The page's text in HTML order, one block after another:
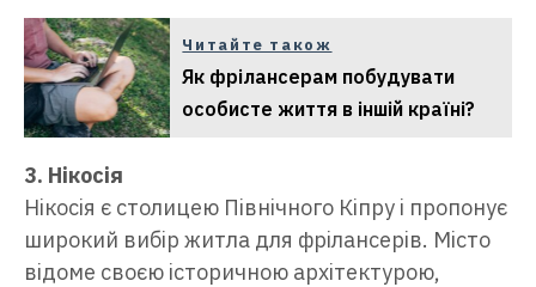
Читайте також
Як фрілансерам побудувати
особисте життя в іншій країні?
3. Нікосія
Нікосія є столицею Північного Кіпру і пропонує
широкий вибір житла для фрілансерів. Місто
відоме своєю історичною архітектурою,